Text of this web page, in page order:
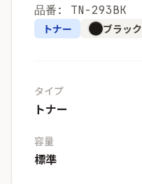
品番: TN-293BK
トナー ブラック
タイプ
トナー
容量
標準